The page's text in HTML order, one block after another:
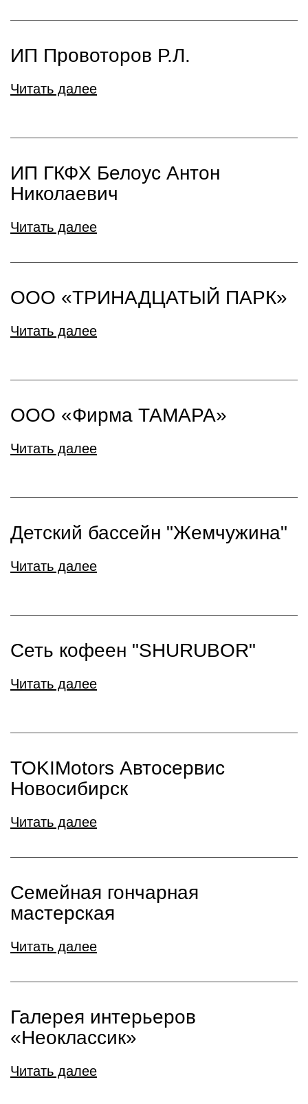
ИП Провоторов Р.Л.
Читать далее
ИП ГКФХ Белоус Антон
Николаевич
Читать далее
ООО «ТРИНАДЦАТЫЙ ПАРК»
Читать далее
ООО «Фирма ТАМАРА»
Читать далее
Детский бассейн "Жемчужина"
Читать далее
Сеть кофеен "SHURUBOR"
Читать далее
TOKIMotors Автосервис
Новосибирск
Читать далее
Семейная гончарная
мастерская
Читать далее
Галерея интерьеров
«Неоклассик»
Читать далее